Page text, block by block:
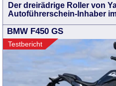
Der dreirädrige Roller von
Autoführerschein-Inhaber
BMW F450 GS
Testbericht